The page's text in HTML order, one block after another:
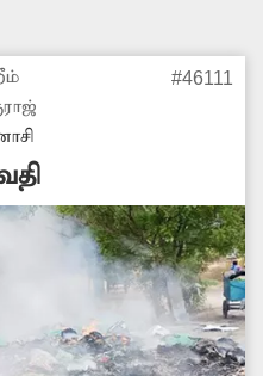
#46111